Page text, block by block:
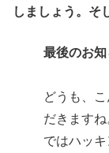
しましょう。そ
最後のお
どうも、
だきます
ではハッキ